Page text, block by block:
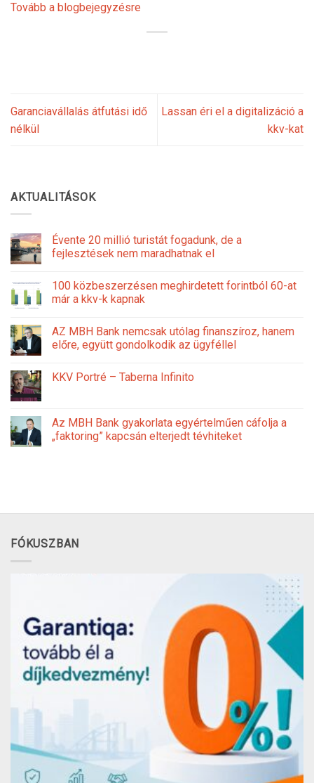
Tovább a blogbejegyzésre
Garanciavállalás átfutási idő
nélkül
Lassan éri el a digitalizáció a
kkv-kat
AKTUALITÁSOK
Évente 20 millió turistát fogadunk, de a
fejlesztések nem maradhatnak el
100 közbeszerzésen meghirdetett forintból 60-at
már a kkv-k kapnak
AZ MBH Bank nemcsak utólag finanszíroz, hanem
előre, együtt gondolkodik az ügyféllel
KKV Portré – Taberna Infinito
Az MBH Bank gyakorlata egyértelműen cáfolja a
„faktoring” kapcsán elterjedt tévhiteket
FÓKUSZBAN